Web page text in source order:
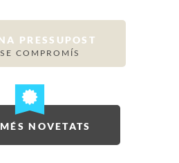
PRESSUPOST
COMPROMÍS
NOVETATS